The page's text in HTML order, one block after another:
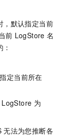
，默认指定当前
前 LogStore 名
定当前所在
LogStore 为
无法为您推断各